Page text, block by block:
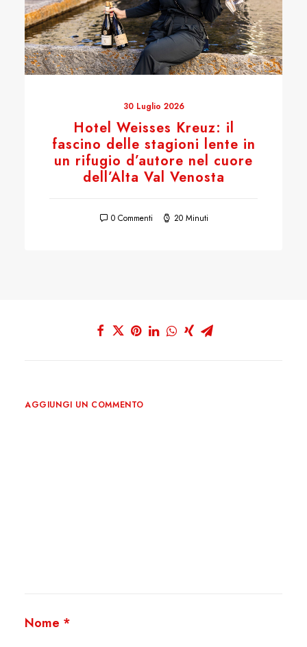
30 Luglio 2026
Hotel Weisses Kreuz: il
fascino delle stagioni lente in
un rifugio d’autore nel cuore
dell’Alta Val Venosta
0 Commenti 20 Minuti
AGGIUNGI UN COMMENTO
Nome *